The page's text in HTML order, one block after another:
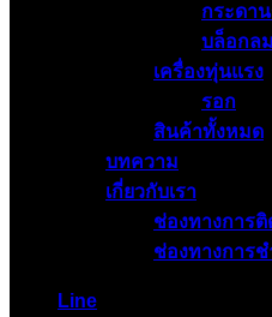
กระดา
บล็อกล
เครื่องทุ่นแรง
รอก
สินค้าทั้งหมด
บทความ
เกี่ยวกับเรา
ช่องทางการติ
ช่องทางการช
Line